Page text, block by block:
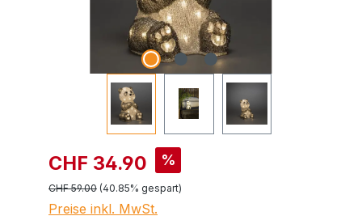
CHF 34.90 %
CHF 59.00 (40.85% gespart)
Preise inkl. MwSt.